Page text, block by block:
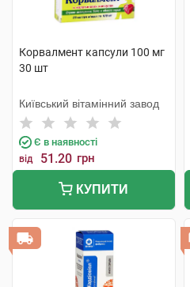
Корвалмент капсули 100 мг
30 шт
Київський вітамінний завод
Є в наявності
від 51.20 грн
КУПИТИ